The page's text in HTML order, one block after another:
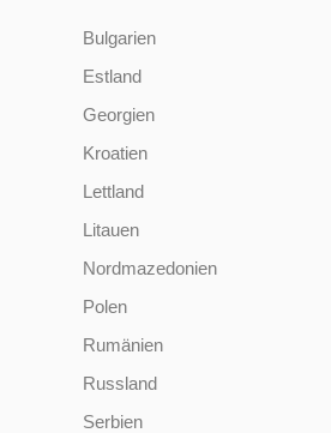
Bulgarien
Estland
Georgien
Kroatien
Lettland
Litauen
Nordmazedonien
Polen
Rumänien
Russland
Serbien